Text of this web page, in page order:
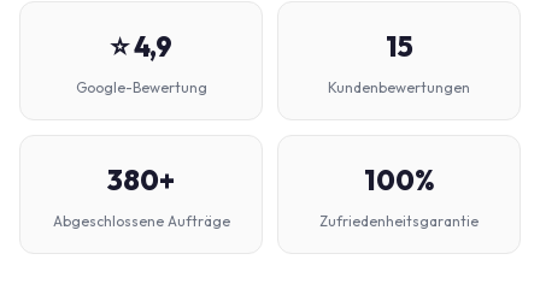
⭐ 4,9
Google-Bewertung
15
Kundenbewertungen
380+
Abgeschlossene Aufträge
100%
Zufriedenheitsgarantie